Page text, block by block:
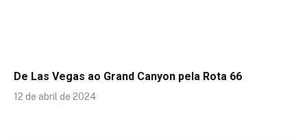
De Las Vegas ao Grand Canyon pela Rota 66
12 de abril de 2024